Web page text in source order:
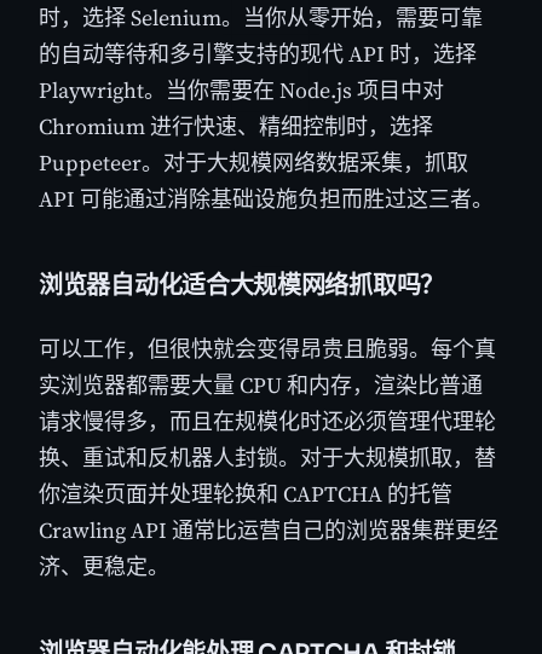
时，选择 Selenium。当你从零开始，需要可靠
的自动等待和多引擎支持的现代 API 时，选择
Playwright。当你需要在 Node.js 项目中对
Chromium 进行快速、精细控制时，选择
Puppeteer。对于大规模网络数据采集，抓取
API 可能通过消除基础设施负担而胜过这三者。
浏览器自动化适合大规模网络抓取吗？
可以工作，但很快就会变得昂贵且脆弱。每个真
实浏览器都需要大量 CPU 和内存，渲染比普通
请求慢得多，而且在规模化时还必须管理代理轮
换、重试和反机器人封锁。对于大规模抓取，替
你渲染页面并处理轮换和 CAPTCHA 的托管
Crawling API 通常比运营自己的浏览器集群更经
济、更稳定。